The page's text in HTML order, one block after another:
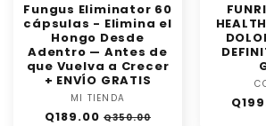
Fungus Eliminator 60
cápsulas - Elimina el
Hongo Desde
Adentro — Antes de
que Vuelva a Crecer
+ ENVÍO GRATIS
Proveedor:
MI TIENDA
Precio
Q189.00 Precio
Q350.00